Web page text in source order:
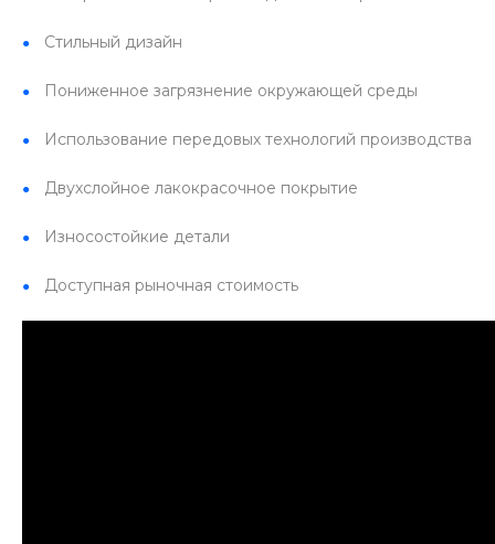
Стильный дизайн
Пониженное загрязнение окружающей среды
Использование передовых технологий производства
Двухслойное лакокрасочное покрытие
Износостойкие детали
Доступная рыночная стоимость